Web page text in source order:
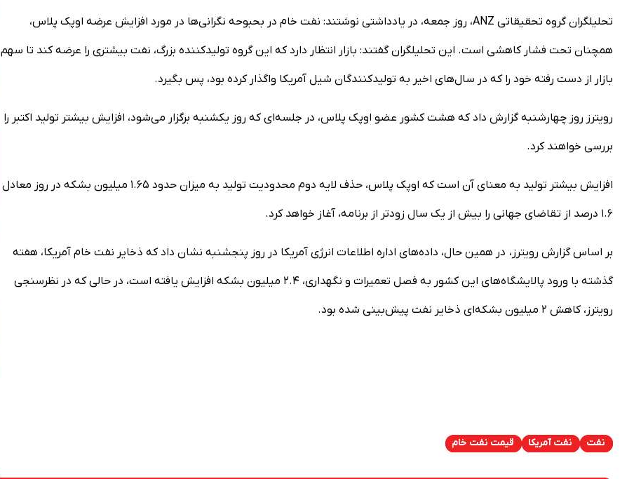
تحلیلگران گروه تحقیقاتی ANZ، روز جمعه، در یادداشتی نوشتند: نفت خام در بحبوحه نگرانی‌ها در مورد افزایش عرضه اوپک پلاس،
همچنان تحت فشار کاهشی است. این تحلیلگران گفتند: بازار انتظار دارد که این گروه تولیدکننده بزرگ، نفت بیشتری را عرضه کند تا سهم
بازار از دست رفته خود را که در سال‌های اخیر به تولیدکنندگان شیل آمریکا واگذار کرده بود، پس بگیرد.
رویترز روز چهارشنبه گزارش داد که هشت کشور عضو اوپک پلاس، در جلسه‌ای که روز یکشنبه برگزار می‌شود، افزایش بیشتر تولید اکتبر را
بررسی خواهند کرد.
افزایش بیشتر تولید به معنای آن است که اوپک پلاس، حذف لایه دوم محدودیت تولید به میزان حدود ۱.۶۵ میلیون بشکه در روز معادل
۱.۶ درصد از تقاضای جهانی را بیش از یک سال زودتر از برنامه، آغاز خواهد کرد.
بر اساس گزارش رویترز، در همین حال، داده‌های اداره اطلاعات انرژی آمریکا در روز پنجشنبه نشان داد که ذخایر نفت خام آمریکا، هفته
گذشته با ورود پالایشگاه‌های این کشور به فصل تعمیرات و نگهداری، ۲.۴ میلیون بشکه افزایش یافته است، در حالی که در نظرسنجی
رویترز، کاهش ۲ میلیون بشکه‌ای ذخایر نفت پیش‌بینی شده بود.
نفت نفت آمریکا قیمت نفت خام